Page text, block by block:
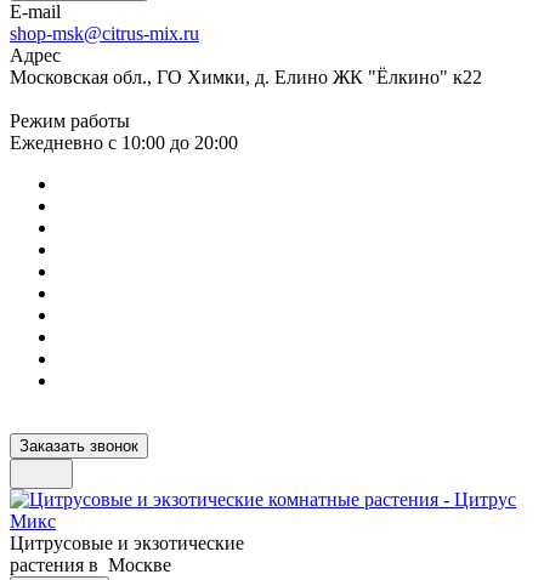
E-mail
shop-msk@citrus-mix.ru
Адрес
Московская обл., ГО Химки, д. Елино ЖК "Ёлкино" к22
Режим работы
Ежедневно с 10:00 до 20:00
Заказать звонок
Цитрусовые и экзотические
растения в Москве